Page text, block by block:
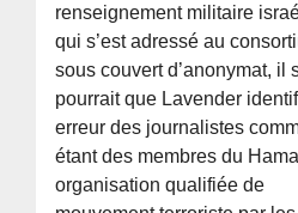
renseignement militaire
qui s’est adressé au
sous couvert d’anonymat, il
pourrait que Lavender
erreur des journalistes
étant des membres du
organisation qualifiée de